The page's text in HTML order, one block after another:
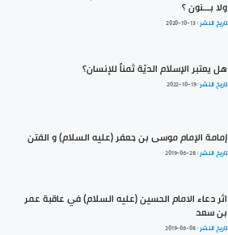
ولا بـــنون ؟
تاريخ النشر :2020-10-13
هل يعتبر الإسلام الديّة ثمناً للإنسان؟
تاريخ النشر :2022-10-19
إمامة الإمام موسى بن جعفر (عليه السلام) و الفتن
تاريخ النشر :2019-06-28
اثر دعاء الامام الحسين (عليه السلام) في عاقبة عمر
بن سعد
تاريخ النشر :2019-06-08